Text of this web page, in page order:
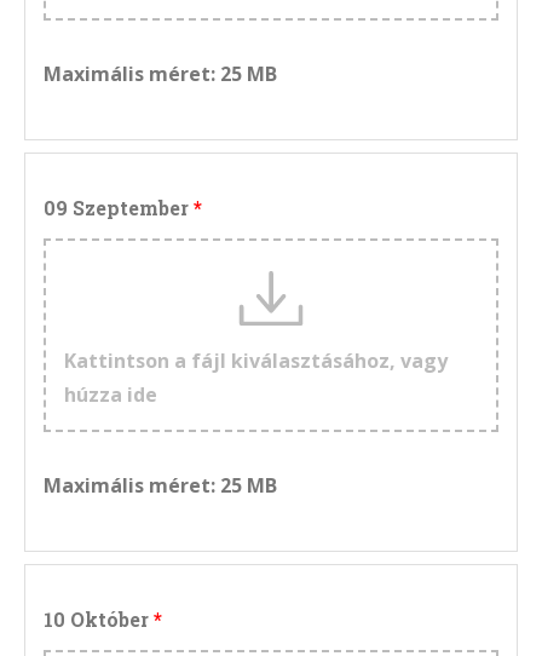
Maximális méret: 25 MB
09 Szeptember
Kattintson a fájl kiválasztásához, vagy
húzza ide
Maximális méret: 25 MB
10 Október